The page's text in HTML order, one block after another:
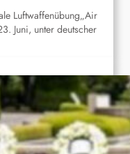
Luftwaffenübung„Air
Juni, unter deutscher